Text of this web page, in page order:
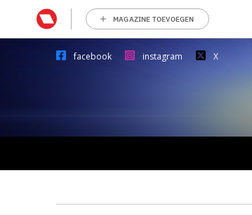
MAGAZINE TOEVOEGEN
facebook instagram X